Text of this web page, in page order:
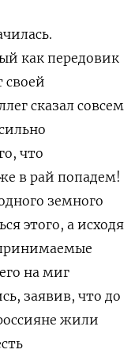
как передовик
своей
сказал совсем
что
в рай попадем!
земного
этого, а исходя
на миг
заявив, что до
жили